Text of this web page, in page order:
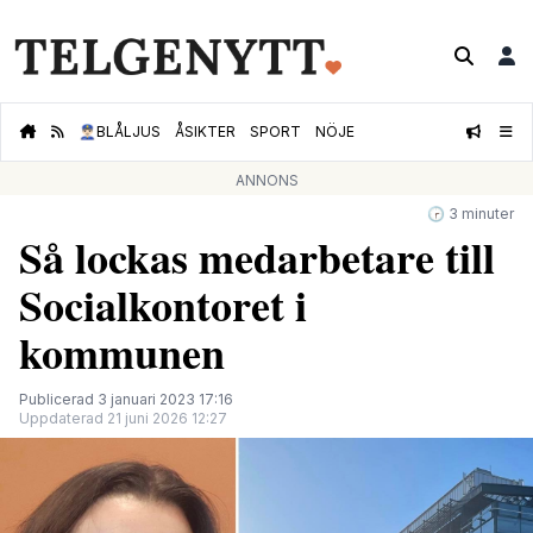
👮🏻‍♂️BLÅLJUS ÅSIKTER SPORT NÖJE
ANNONS
🕝 3 minuter
Så lockas medarbetare till
Socialkontoret i
kommunen
Publicerad 3 januari 2023 17:16
Uppdaterad 21 juni 2026 12:27